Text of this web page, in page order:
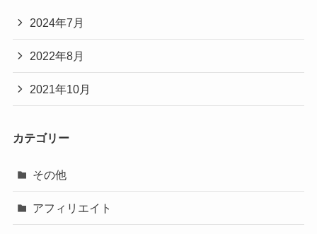
2024年7月
2022年8月
2021年10月
カテゴリー
その他
アフィリエイト